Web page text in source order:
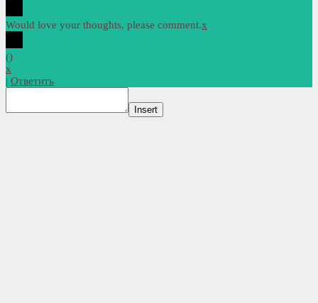
Would love your thoughts, please comment.x
()
x
| Ответить
Insert